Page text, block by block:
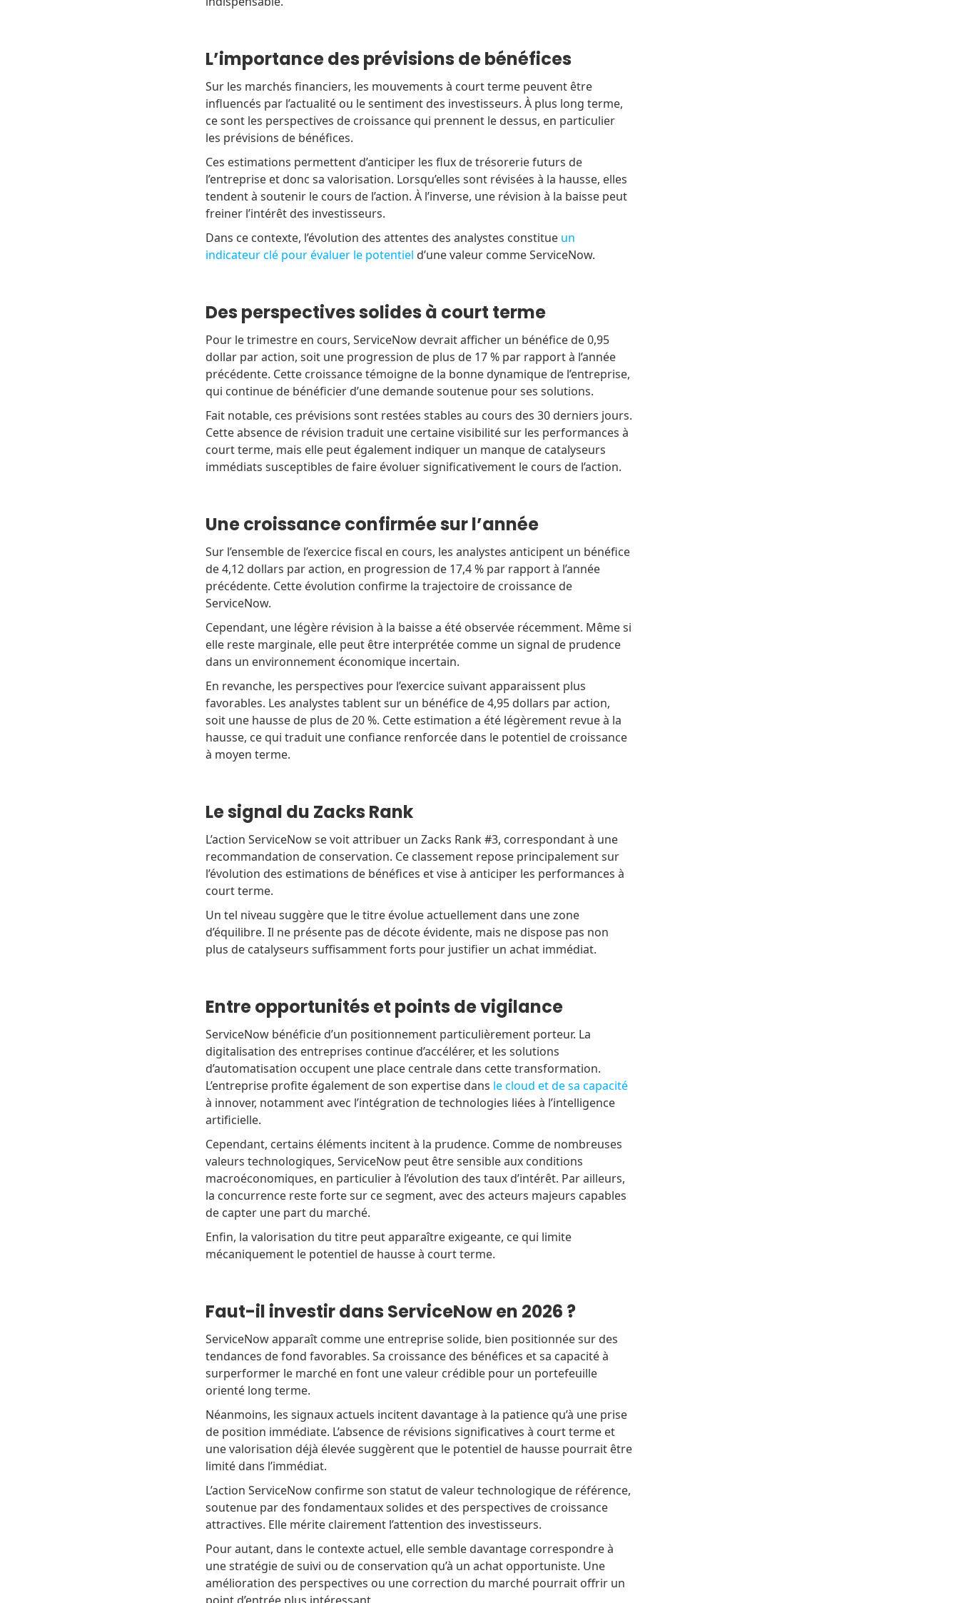
L’importance des prévisions de bénéfices
Sur les marchés financiers, les mouvements à court terme peuvent être
influencés par l’actualité ou le sentiment des investisseurs. À plus long terme,
ce sont les perspectives de croissance qui prennent le dessus, en particulier
les prévisions de bénéfices.
Ces estimations permettent d’anticiper les flux de trésorerie futurs de
l’entreprise et donc sa valorisation. Lorsqu’elles sont révisées à la hausse, elles
tendent à soutenir le cours de l’action. À l’inverse, une révision à la baisse peut
freiner l’intérêt des investisseurs.
Dans ce contexte, l’évolution des attentes des analystes constitue un
indicateur clé pour évaluer le potentiel d’une valeur comme ServiceNow.
Des perspectives solides à court terme
Pour le trimestre en cours, ServiceNow devrait afficher un bénéfice de 0,95
dollar par action, soit une progression de plus de 17 % par rapport à l’année
précédente. Cette croissance témoigne de la bonne dynamique de l’entreprise,
qui continue de bénéficier d’une demande soutenue pour ses solutions.
Fait notable, ces prévisions sont restées stables au cours des 30 derniers jours.
Cette absence de révision traduit une certaine visibilité sur les performances à
court terme, mais elle peut également indiquer un manque de catalyseurs
immédiats susceptibles de faire évoluer significativement le cours de l’action.
Une croissance confirmée sur l’année
Sur l’ensemble de l’exercice fiscal en cours, les analystes anticipent un bénéfice
de 4,12 dollars par action, en progression de 17,4 % par rapport à l’année
précédente. Cette évolution confirme la trajectoire de croissance de
ServiceNow.
Cependant, une légère révision à la baisse a été observée récemment. Même si
elle reste marginale, elle peut être interprétée comme un signal de prudence
dans un environnement économique incertain.
En revanche, les perspectives pour l’exercice suivant apparaissent plus
favorables. Les analystes tablent sur un bénéfice de 4,95 dollars par action,
soit une hausse de plus de 20 %. Cette estimation a été légèrement revue à la
hausse, ce qui traduit une confiance renforcée dans le potentiel de croissance
à moyen terme.
Le signal du Zacks Rank
L’action ServiceNow se voit attribuer un Zacks Rank #3, correspondant à une
recommandation de conservation. Ce classement repose principalement sur
l’évolution des estimations de bénéfices et vise à anticiper les performances à
court terme.
Un tel niveau suggère que le titre évolue actuellement dans une zone
d’équilibre. Il ne présente pas de décote évidente, mais ne dispose pas non
plus de catalyseurs suffisamment forts pour justifier un achat immédiat.
Entre opportunités et points de vigilance
ServiceNow bénéficie d’un positionnement particulièrement porteur. La
digitalisation des entreprises continue d’accélérer, et les solutions
d’automatisation occupent une place centrale dans cette transformation.
L’entreprise profite également de son expertise dans le cloud et de sa capacité
à innover, notamment avec l’intégration de technologies liées à l’intelligence
artificielle.
Cependant, certains éléments incitent à la prudence. Comme de nombreuses
valeurs technologiques, ServiceNow peut être sensible aux conditions
macroéconomiques, en particulier à l’évolution des taux d’intérêt. Par ailleurs,
la concurrence reste forte sur ce segment, avec des acteurs majeurs capables
de capter une part du marché.
Enfin, la valorisation du titre peut apparaître exigeante, ce qui limite
mécaniquement le potentiel de hausse à court terme.
Faut-il investir dans ServiceNow en 2026 ?
ServiceNow apparaît comme une entreprise solide, bien positionnée sur des
tendances de fond favorables. Sa croissance des bénéfices et sa capacité à
surperformer le marché en font une valeur crédible pour un portefeuille
orienté long terme.
Néanmoins, les signaux actuels incitent davantage à la patience qu’à une prise
de position immédiate. L’absence de révisions significatives à court terme et
une valorisation déjà élevée suggèrent que le potentiel de hausse pourrait être
limité dans l’immédiat.
L’action ServiceNow confirme son statut de valeur technologique de référence,
soutenue par des fondamentaux solides et des perspectives de croissance
attractives. Elle mérite clairement l’attention des investisseurs.
Pour autant, dans le contexte actuel, elle semble davantage correspondre à
une stratégie de suivi ou de conservation qu’à un achat opportuniste. Une
amélioration des perspectives ou une correction du marché pourrait offrir un